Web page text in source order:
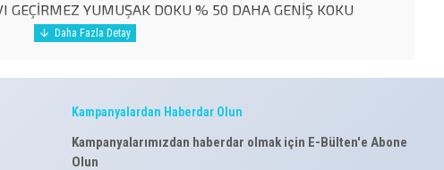
GEÇİRMEZ YUMUŞAK DOKU % 50 DAHA GENİŞ KOKU
Kampanyalardan Haberdar Olun
Kampanyalarımızdan haberdar olmak için E-Bülten'e Abone
Olun